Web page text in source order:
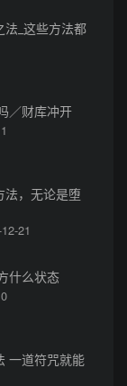
法_这些方法都
／财库冲开
法，无论是堕
21
什么状态
一道符咒就能